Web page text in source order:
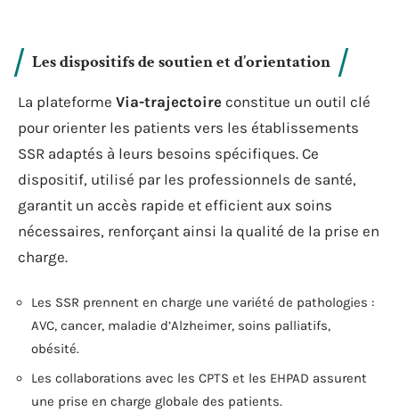
Les dispositifs de soutien et d’orientation
La plateforme Via-trajectoire constitue un outil clé
pour orienter les patients vers les établissements
SSR adaptés à leurs besoins spécifiques. Ce
dispositif, utilisé par les professionnels de santé,
garantit un accès rapide et efficient aux soins
nécessaires, renforçant ainsi la qualité de la prise en
charge.
Les SSR prennent en charge une variété de pathologies :
AVC, cancer, maladie d’Alzheimer, soins palliatifs,
obésité.
Les collaborations avec les CPTS et les EHPAD assurent
une prise en charge globale des patients.